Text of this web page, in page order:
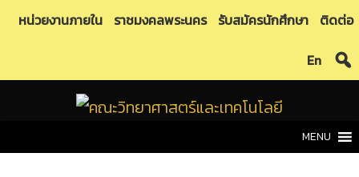
Skipหน่วยงานภายใน ราชมงคลพระนคร รับสมัครนักศึกษา ติดต่อ
En
MENU